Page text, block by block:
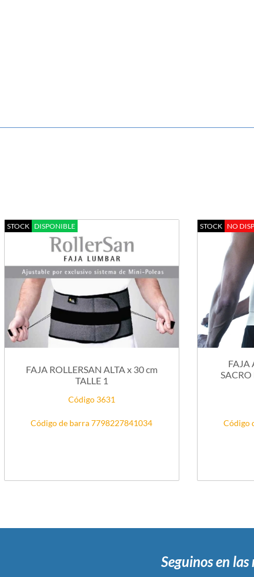
STOCK DISPONIBLE
FAJA ROLLERSAN ALTA x 30 cm
TALLE 1
Código 3631
Código de barra 7798227841034
STOCK NO
FAJA
Código
Seguinos en las